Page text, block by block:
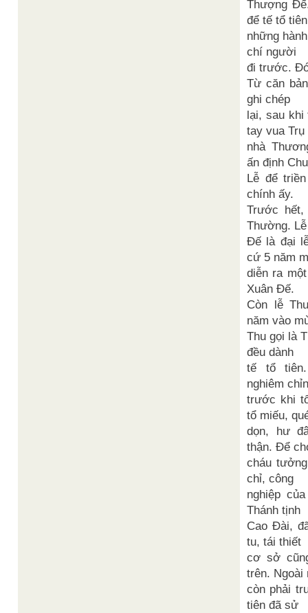
Thượng
để tế tổ tiên
những
chí người
đi trước.
Từ căn
ghi chép
lại, sau khi
tay vua Trụ
nhà
ấn định Chu
Lễ để
chính ấy.
Trước
Thường. Lễ
Đế là đại
cứ 5 năm
diễn ra
Xuân Đế.
Còn lễ
năm vào
Thu gọi là
đều dành
tế tổ
nghiêm
trước khi
tổ miếu,
dọn, hư
thận. Để
cháu
chỉ, công
nghiệp
Thánh tịnh
Cao Đài,
tu, tái thiết
cơ sở
trên. Ngoài
còn phải
tiên đã sử